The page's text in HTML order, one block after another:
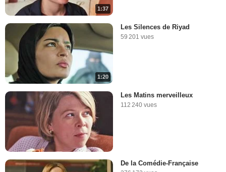
1:37
1:20
Les Silences de Riyad
59 201 vues
Les Matins merveilleux
112 240 vues
De la Comédie-Française